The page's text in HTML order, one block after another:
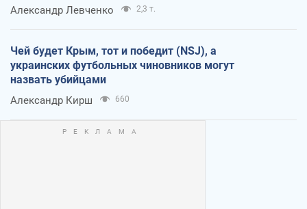
Александр Левченко 2,3 т.
Чей будет Крым, тот и победит (NSJ), а
украинских футбольных чиновников могут
назвать убийцами
Александр Кирш 660